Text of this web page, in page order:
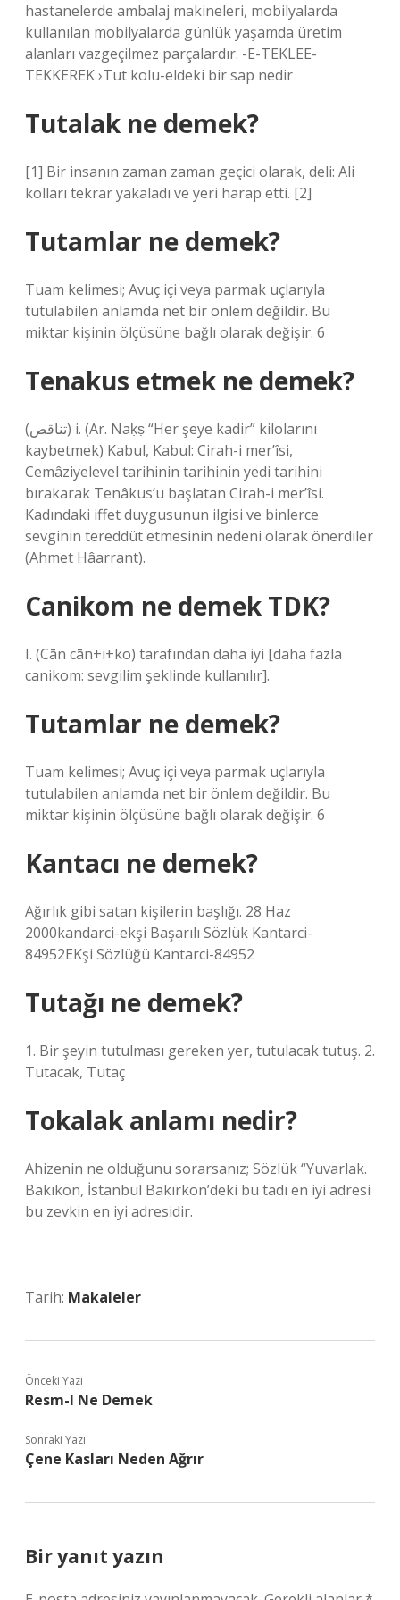
hastanelerde ambalaj makineleri, mobilyalarda
kullanılan mobilyalarda günlük yaşamda üretim
alanları vazgeçilmez parçalardır. -E-TEKLEE-
TEKKEREK ›Tut kolu-eldeki bir sap nedir
Tutalak ne demek?
[1] Bir insanın zaman zaman geçici olarak, deli: Ali
kolları tekrar yakaladı ve yeri harap etti. [2]
Tutamlar ne demek?
Tuam kelimesi; Avuç içi veya parmak uçlarıyla
tutulabilen anlamda net bir önlem değildir. Bu
miktar kişinin ölçüsüne bağlı olarak değişir. 6
Tenakus etmek ne demek?
(ﺗﻨﺎﻗﺺ) i. (Ar. Naḳṣ “Her şeye kadir” kilolarını
kaybetmek) Kabul, Kabul: Cirah-i mer’îsi,
Cemâziyelevel tarihinin tarihinin yedi tarihini
bırakarak Tenâkus’u başlatan Cirah-i mer’îsi.
Kadındaki iffet duygusunun ilgisi ve binlerce
sevginin tereddüt etmesinin nedeni olarak önerdiler
(Ahmet Hâarrant).
Canikom ne demek TDK?
I. (Cān cān+i+ko) tarafından daha iyi [daha fazla
canikom: sevgilim şeklinde kullanılır].
Tutamlar ne demek?
Tuam kelimesi; Avuç içi veya parmak uçlarıyla
tutulabilen anlamda net bir önlem değildir. Bu
miktar kişinin ölçüsüne bağlı olarak değişir. 6
Kantacı ne demek?
Ağırlık gibi satan kişilerin başlığı. 28 Haz
2000kandarci-ekşi Başarılı Sözlük Kantarci-
84952EKşi Sözlüğü Kantarci-84952
Tutağı ne demek?
1. Bir şeyin tutulması gereken yer, tutulacak tutuş. 2.
Tutacak, Tutaç
Tokalak anlamı nedir?
Ahizenin ne olduğunu sorarsanız; Sözlük “Yuvarlak.
Bakıkön, İstanbul Bakırkön’deki bu tadı en iyi adresi
bu zevkin en iyi adresidir.
Tarih: Makaleler
Önceki Yazı
Resm-I Ne Demek
Sonraki Yazı
Çene Kasları Neden Ağrır
Bir yanıt yazın